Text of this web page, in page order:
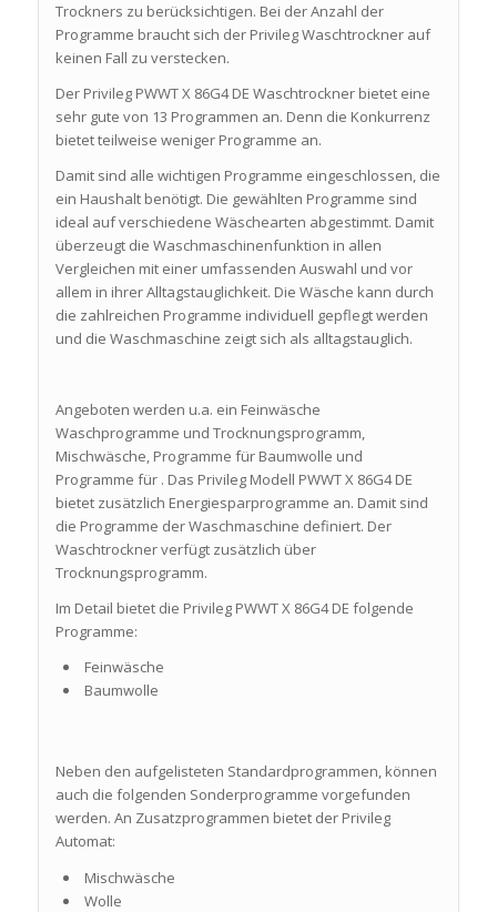
Trockners zu berücksichtigen. Bei der Anzahl der
Programme braucht sich der Privileg Waschtrockner auf
keinen Fall zu verstecken.
Der Privileg PWWT X 86G4 DE Waschtrockner bietet eine
sehr gute von 13 Programmen an. Denn die Konkurrenz
bietet teilweise weniger Programme an.
Damit sind alle wichtigen Programme eingeschlossen, die
ein Haushalt benötigt. Die gewählten Programme sind
ideal auf verschiedene Wäschearten abgestimmt. Damit
überzeugt die Waschmaschinenfunktion in allen
Vergleichen mit einer umfassenden Auswahl und vor
allem in ihrer Alltagstauglichkeit. Die Wäsche kann durch
die zahlreichen Programme individuell gepflegt werden
und die Waschmaschine zeigt sich als alltagstauglich.
Angeboten werden u.a. ein Feinwäsche
Waschprogramme und Trocknungsprogramm,
Mischwäsche, Programme für Baumwolle und
Programme für . Das Privileg Modell PWWT X 86G4 DE
bietet zusätzlich Energiesparprogramme an. Damit sind
die Programme der Waschmaschine definiert. Der
Waschtrockner verfügt zusätzlich über
Trocknungsprogramm.
Im Detail bietet die Privileg PWWT X 86G4 DE folgende
Programme:
Feinwäsche
Baumwolle
Neben den aufgelisteten Standardprogrammen, können
auch die folgenden Sonderprogramme vorgefunden
werden. An Zusatzprogrammen bietet der Privileg
Automat:
Mischwäsche
Wolle